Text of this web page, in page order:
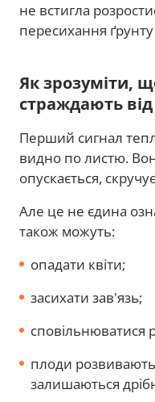
не встигла
пересихання
Як зрозуміти,
страждають
Перший сигнал
видно по листю.
опускається,
Але це не єдина
також можуть:
опадати квіти;
засихати зав'язь;
сповільнюватися
плоди
залишаються